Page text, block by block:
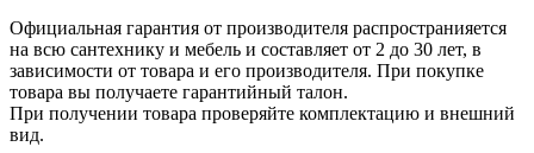
Официальная гарантия от производителя распространияется
на всю сантехнику и мебель и составляет от 2 до 30 лет, в
зависимости от товара и его производителя. При покупке
товара вы получаете гарантийный талон.
При получении товара проверяйте комплектацию и внешний
вид.